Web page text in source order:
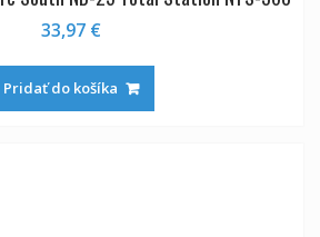
33,97 €
Pridať do košíka